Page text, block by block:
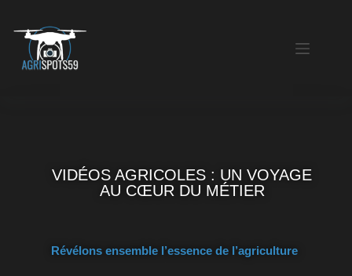
Révélons ensemble l’essence de l’agriculture
VIDÉOS AGRICOLES : UN VOYAGE
AU CŒUR DU MÉTIER